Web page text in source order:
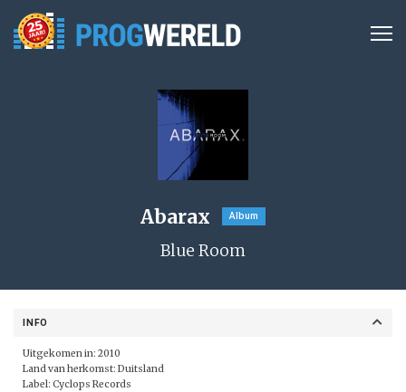
Abarax Album
Blue Room
INFO
Uitgekomen in: 2010
Land van herkomst: Duitsland
Label: Cyclops Records